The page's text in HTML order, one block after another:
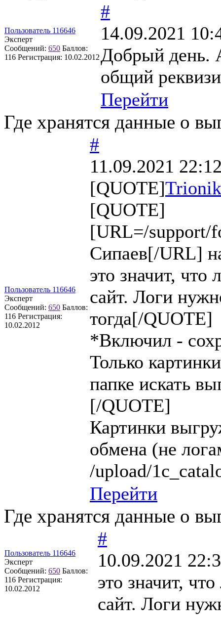
Пользователь 116646
Эксперт
Сообщений: 650 Баллов:
116 Регистрация: 10.02.2012
#
14.09.2021
Добрый день.
общий
Перейти
Где хранятся данные о
Пользователь 116646
Эксперт
Сообщений: 650 Баллов:
116 Регистрация:
10.02.2012
#
11.09.2021
[QUOTE]
[QUOTE]
[URL=/support/
Сипаев[/URL]
это значит, что
сайт. Логи
тогда[/QUOTE]
*Включил -
Только
папке искать
[/QUOTE]
Картинки
обмена (не
/upload/
Перейти
Где хранятся данные о
Пользователь 116646
Эксперт
Сообщений: 650 Баллов:
116 Регистрация:
10.02.2012
#
10.09.2021
это значит,
сайт. Логи